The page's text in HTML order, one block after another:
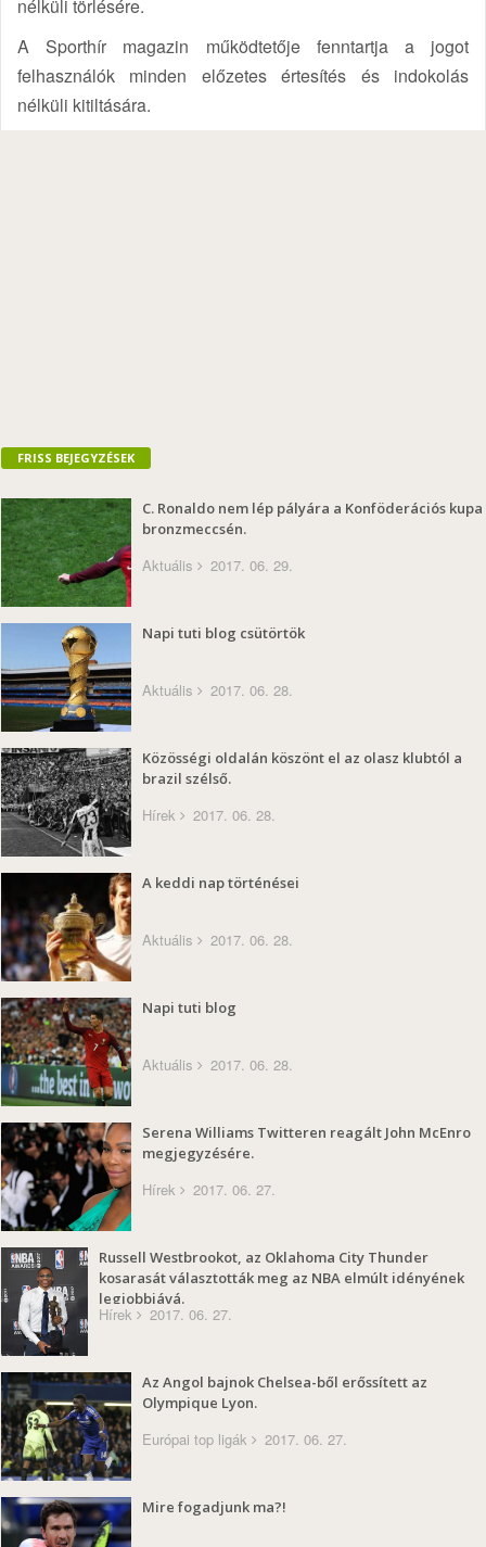
nélküli törlésére.
A Sporthír magazin működtetője fenntartja a jogot
felhasználók minden előzetes értesítés és indokolás
nélküli kitiltására.
FRISS BEJEGYZÉSEK
C. Ronaldo nem lép pályára a Konföderációs kupa
bronzmeccsén.
Aktuális 2017. 06. 29.
Napi tuti blog csütörtök
Aktuális 2017. 06. 28.
Közösségi oldalán köszönt el az olasz klubtól a
brazil szélső.
Hírek 2017. 06. 28.
A keddi nap történései
Aktuális 2017. 06. 28.
Napi tuti blog
Aktuális 2017. 06. 28.
Serena Williams Twitteren reagált John McEnro
megjegyzésére.
Hírek 2017. 06. 27.
Russell Westbrookot, az Oklahoma City Thunder
kosarasát választották meg az NBA elmúlt idényének
legjobbjává.
Hírek 2017. 06. 27.
Az Angol bajnok Chelsea-ből erőssített az
Olympique Lyon.
Európai top ligák 2017. 06. 27.
Mire fogadjunk ma?!